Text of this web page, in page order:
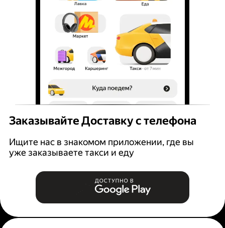
Заказывайте Доставку с телефона
Ищите нас в знакомом приложении, где вы
уже заказываете такси и еду